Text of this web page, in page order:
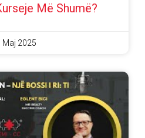
Më Shumë?
Maj 2025